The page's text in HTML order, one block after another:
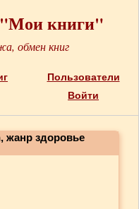
книги"
обмен книг
Пользователи
Войти
жанр здоровье